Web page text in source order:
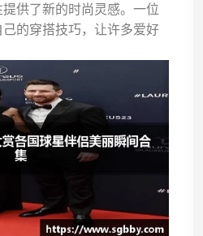
供了新的时尚灵感。一位
的穿搭技巧，让许多爱好